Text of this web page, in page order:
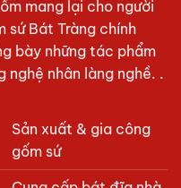
mang lại cho người
sứ Bát Tràng chính
bày những tác phẩm
nghệ nhân làng nghề. .
Sản xuất & gia công
gốm sứ